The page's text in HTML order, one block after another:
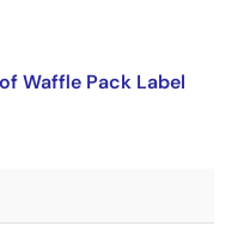
Waffle Pack Label